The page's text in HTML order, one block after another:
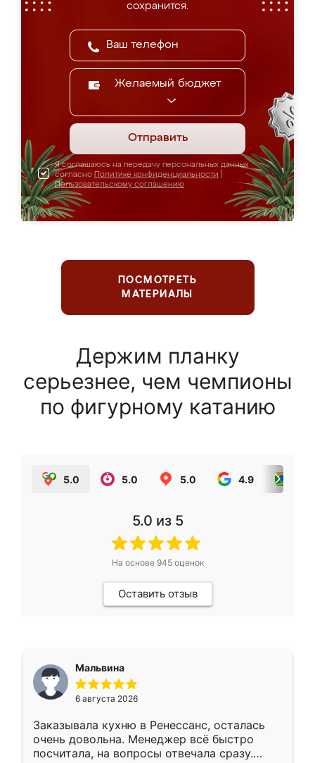
сохранится.
Желаемый бюджет
Отправить
Я соглашаюсь на передачу персональных данных
согласно Политике конфиденциальности
Пользовательскому соглашению
ПОСМОТРЕТЬ
МАТЕРИАЛЫ
Держим планку
серьезнее, чем чемпионы
по фигурному катанию
5.0 5.0 5.0 4.9
5.0 из 5
На основе 945оценок
Оставить отзыв
Мальвина
6 августа 2026
Заказывала кухню в Ренессанс, осталась
очень довольна. Менеджер всё быстро
посчитала, на вопросы отвечала сразу.